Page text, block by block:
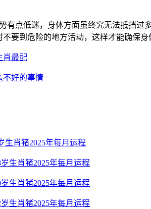
点低迷，身体方面虽终究无法抵挡过
要到危险的地方活动，这样才能确保身
肖最配
不好的事情
生肖猪2025年每月运程
生肖猪2025年每月运程
生肖猪2025年每月运程
生肖猪2025年每月运程